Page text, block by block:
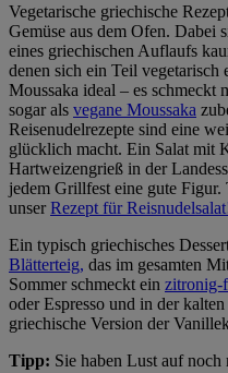
Vegetarische griechische
Gemüse aus dem Ofen. Dabei
eines griechischen Auflaufs
denen sich ein Teil vegetarisch
Moussaka ideal – es schmeckt
sogar als vegane Moussaka
Reisenudelrezepte sind eine
glücklich macht. Ein Salat mit
Hartweizengrieß in der
jedem Grillfest eine gute Figur.
unser Rezept für
Ein typisch griechisches
Blätterteig, das im gesamten
Sommer schmeckt ein zitronig-
oder Espresso und in der
griechische Version der
Tipp: Sie haben Lust auf noch